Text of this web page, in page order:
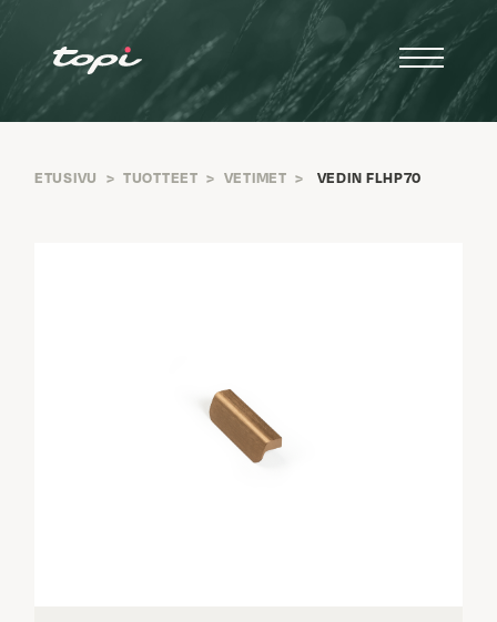
ETUSIVU > TUOTTEET > VETIMET > VEDIN FLHP70